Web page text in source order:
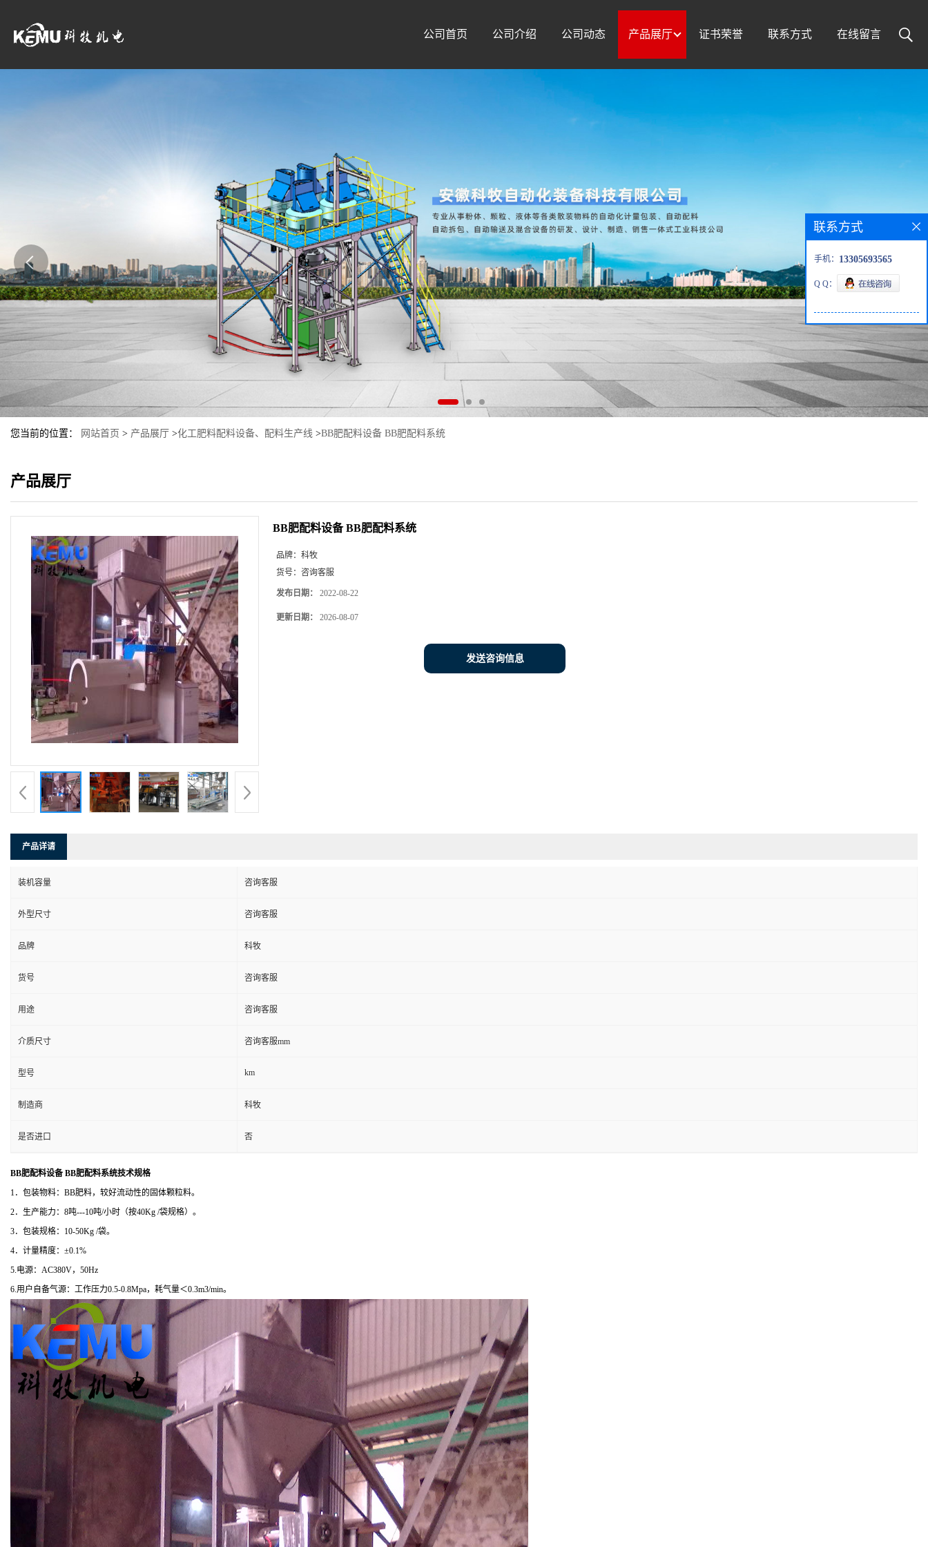
公司首页 公司介绍 公司动态 产品展厅 证书荣誉 联系方式 在线留言
您当前的位置： 网站首页 > 产品展厅 >化工肥料配料设备、配料生产线 >BB肥配料设备 BB肥配料系统
产品展厅
BB肥配料设备 BB肥配料系统
品牌： 科牧
货号： 咨询客服
发布日期： 2022-08-22
更新日期： 2026-08-07
发送咨询信息
产品详请
装机容量 咨询客服
外型尺寸 咨询客服
品牌 科牧
货号 咨询客服
用途 咨询客服
介质尺寸 咨询客服mm
型号 km
制造商 科牧
是否进口 否
BB肥配料设备 BB肥配料系统技术规格
1．包装物料：BB肥料，较好流动性的固体颗粒料。
2．生产能力：8吨---10吨/小时（按40Kg /袋规格）。
3．包装规格：10-50Kg /袋。
4．计量精度：±0.1%
5.电源：AC380V，50Hz
6.用户自备气源：工作压力0.5-0.8Mpa，耗气量＜0.3m3/min。
联系方式
手机： 13305693565
Q Q：